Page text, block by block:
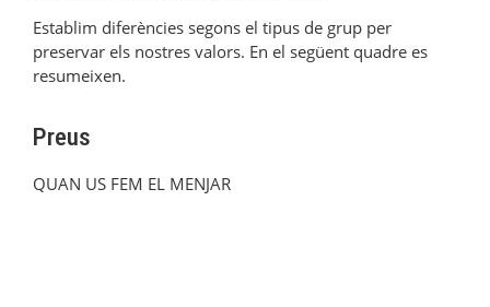
Establim diferències segons el tipus de grup per
preservar els nostres valors. En el següent quadre es
resumeixen.
Preus
QUAN US FEM EL MENJAR